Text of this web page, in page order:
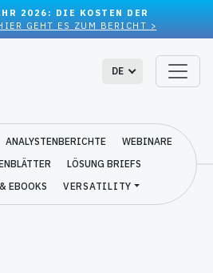
2026: DIE KOSTEN DER
GEHT ES ZUM BERICHT >
DE
ANALYSTENBERICHTE
WEBINARE
LÖSUNG BRIEFS
EBOOKS
VERSATILITY